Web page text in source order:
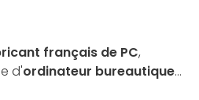
français de PC,
d'ordinateur bureautique